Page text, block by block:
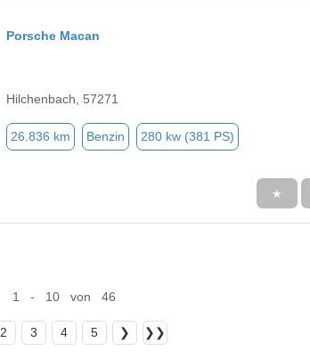
Porsche Macan
Hilchenbach, 57271
26.836 km Benzin 280 kw (381 PS)
★
1 - 10 von 46
2 3 4 5 ❯ ❯❯